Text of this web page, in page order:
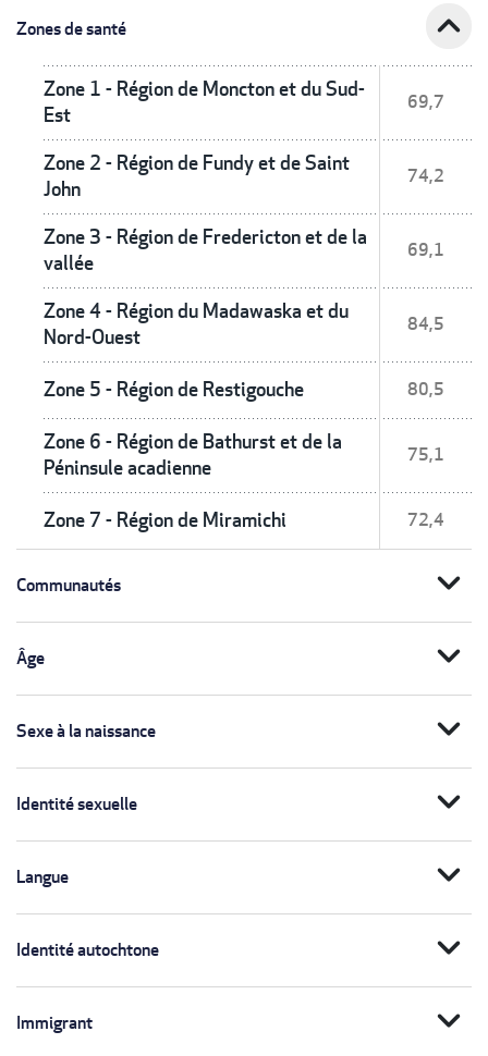
Zones de santé expand_less
Zone 1 - Région de Moncton et du Sud-
Est
69,7
Zone 2 - Région de Fundy et de Saint
John
74,2
Zone 3 - Région de Fredericton et de la
vallée
69,1
Zone 4 - Région du Madawaska et du
Nord-Ouest
84,5
Zone 5 - Région de Restigouche 80,5
Zone 6 - Région de Bathurst et de la
Péninsule acadienne
75,1
Zone 7 - Région de Miramichi 72,4
Communautés expand_more
Âge expand_more
Sexe à la naissance expand_more
Identité sexuelle expand_more
Langue expand_more
Identité autochtone expand_more
Immigrant expand_more